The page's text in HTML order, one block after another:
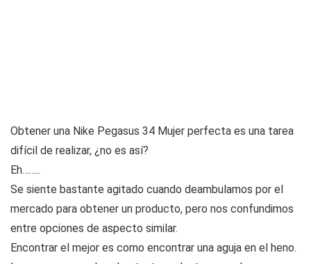
Obtener una Nike Pegasus 34 Mujer perfecta es una tarea
difícil de realizar, ¿no es así?
Eh……..
Se siente bastante agitado cuando deambulamos por el
mercado para obtener un producto, pero nos confundimos
entre opciones de aspecto similar.
Encontrar el mejor es como encontrar una aguja en el heno.